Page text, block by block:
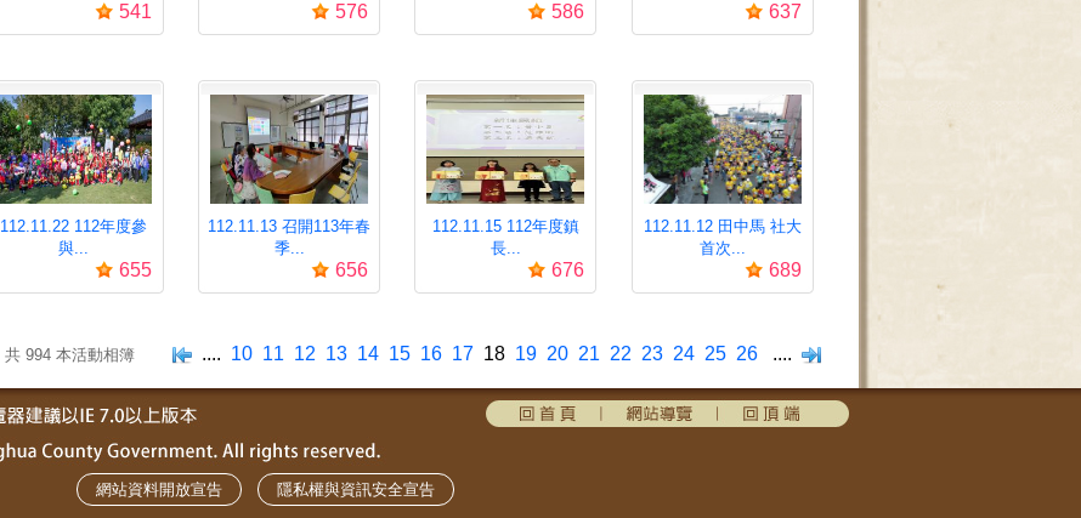
541 576 586 637
112.11.22 112年度參
與...
655
112.11.13 召開113年春
季...
656
112.11.15 112年度鎮
長...
676
112.11.12 田中馬 社大
首次...
689
共 994 本活動相簿 .... 10 11 12 13 14 15 16 17 18 19 20 21 22 23 24 25 26 ....
網站資料開放宣告 隱私權與資訊安全宣告